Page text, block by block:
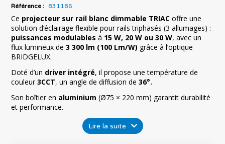
DALLAS - Connecteur en L pour rail 3
allumages blanc 220V
Référence : 832407B
Référence : 832408B
DALLAS - Connecteur en X pour rail 3
allumages blanc 220V
Référence : 832409B
Référence : 831186
Ce projecteur sur rail blanc dimmable TRIACoffre une
solution d’éclairage flexible pour rails triphasés (3 allumages) :
puissances modulables à 15 W, 20 W ou 30 W, avec un
flux lumineux de3 300 lm (100 Lm/W) grâce à l’optique
BRIDGELUX.
Doté d’un driver intégré, il propose une température de
couleur3CCT, un angle de diffusion de36°.
Son boîtier en aluminium (Ø75 × 220 mm) garantit durabilité
et performance.
Lire la suite